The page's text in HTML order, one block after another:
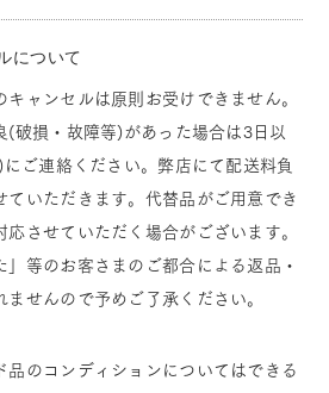
について
キャンセルは原則お受けできません。
(破損・故障等)があった場合は3日以
ご連絡ください。弊店にて配送料負
ていただきます。代替品がご用意でき
応させていただく場合がございます。
」等のお客さまのご都合による返品・
せんので予めご了承ください。
品のコンディションについてはできる